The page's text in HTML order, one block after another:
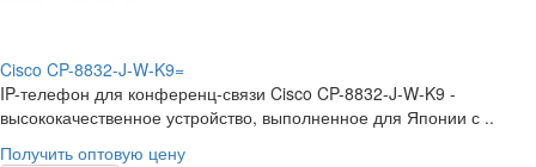
Cisco CP-8832-J-W-K9=
IP-телефон для конференц-связи Cisco CP-8832-J-W-K9 -
высококачественное устройство, выполненное для Японии с ..
Получить оптовую цену